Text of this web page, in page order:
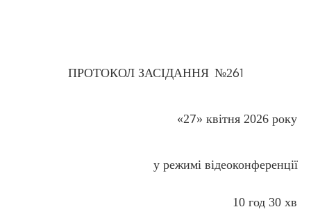
ПРОТОКОЛ ЗАСІДАННЯ №261
«27» квітня 2026 року
у режимі відеоконференції
10 год 30 хв